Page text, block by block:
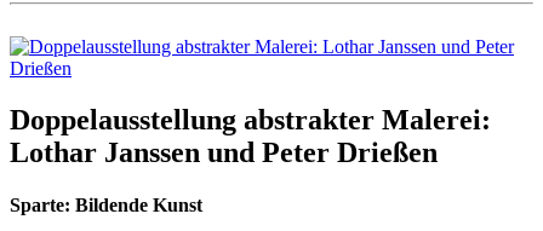
Doppelausstellung abstrakter Malerei:
Lothar Janssen und Peter Drießen
Sparte: Bildende Kunst